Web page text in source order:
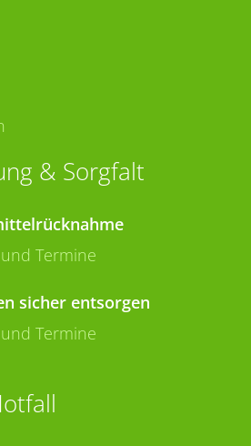
& Sorgfalt
Termine
sicher entsorgen
Termine